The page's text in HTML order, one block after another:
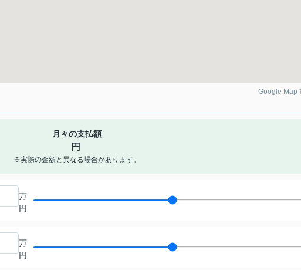
Google Map
月々の支払額
円
※実際の金額と異なる場合があります。
万
円
万
円